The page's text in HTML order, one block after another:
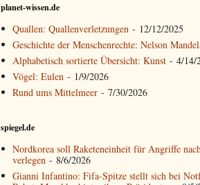
planet-wissen.de
Quallen: Quallenverletzungen - 12/12/2025
Geschichte der Menschenrechte: Nelson
Alphabetisch sortierte Übersicht: Kunst - 4/14/
Vögel: Eulen - 1/9/2026
Rund ums Mittelmeer - 7/30/2026
spiegel.de
Nordkorea soll Raketeneinheit für Angriffe
verlegen - 8/6/2026
Gianni Infantino: Fifa-Spitze stellt sich bei